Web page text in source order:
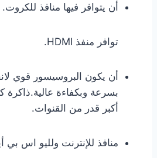
أن يتوافر فيها منافذ للكروت.
توافر منفذ HDMI.
أن يكون البروسيسور قوي
بسرعة وبكفاءة عالية.ذاكرة
أكبر قدر من القنوات.
منافذ للإنترنت ولليو اس بي